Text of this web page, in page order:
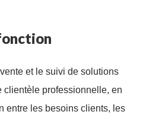
et le suivi de solutions
clientèle professionnelle, en
entre les besoins clients, les